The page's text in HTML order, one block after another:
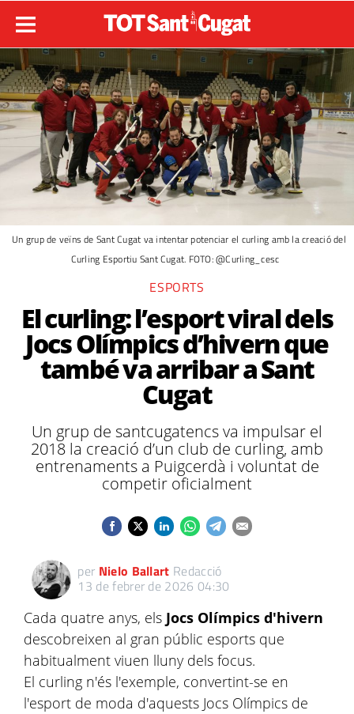
Un grup de veïns de Sant Cugat va intentar potenciar el curling amb la creació del
Curling Esportiu Sant Cugat. FOTO: @Curling_cesc
ESPORTS
El curling: l’esport viral dels
Jocs Olímpics d’hivern que
també va arribar a Sant
Cugat
Un grup de santcugatencs va impulsar el
2018 la creació d’un club de curling, amb
entrenaments a Puigcerdà i voluntat de
competir oficialment
per Nielo Ballart Redacció
13 de febrer de 2026 04:30
Cada quatre anys, els Jocs Olímpics d'hivern
descobreixen al gran públic esports que
habitualment viuen lluny dels focus.
El curling n'és l'exemple, convertint-se en
l'esport de moda d'aquests Jocs Olímpics de